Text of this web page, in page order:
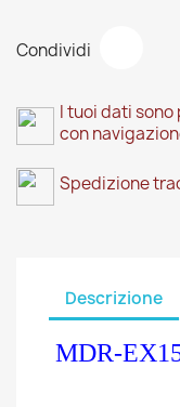
Condividi
I tuoi dati
con
Spedizione
Descrizione
MDR-